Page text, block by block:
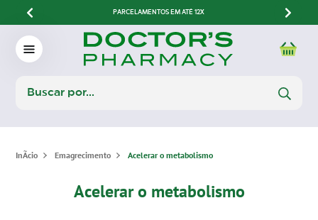
PARCELAMENTOS EM ATÉ 12X
Emagrecimento Acelerar o metabolismo
Acelerar o metabolismo